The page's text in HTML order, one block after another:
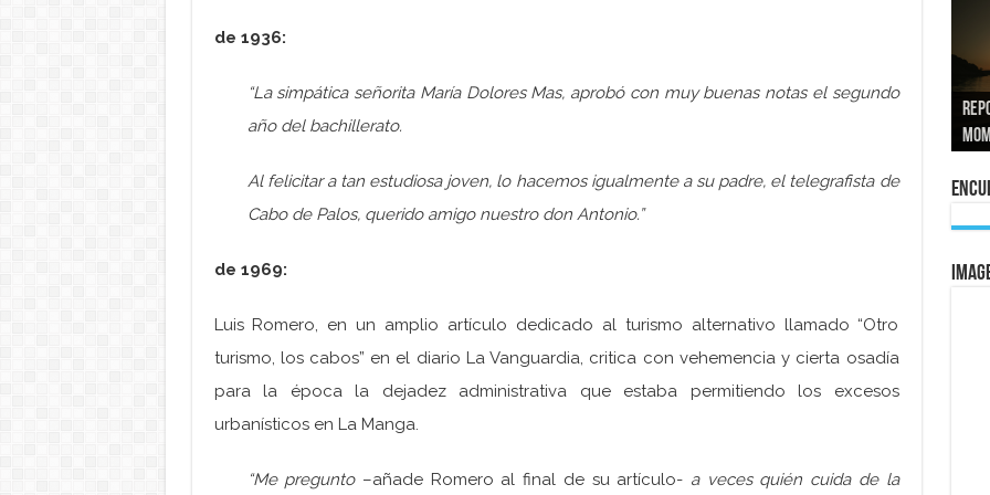
de 1936:
“La simpática señorita María Dolores Mas, aprobó con muy buenas notas el segundo
año del bachillerato.
Al felicitar a tan estudiosa joven, lo hacemos igualmente a su padre, el telegrafista de
Cabo de Palos, querido amigo nuestro don Antonio.”
de 1969:
Luis Romero, en un amplio artículo dedicado al turismo alternativo llamado “Otro
turismo, los cabos” en el diario La Vanguardia, critica con vehemencia y cierta osadía
para la época la dejadez administrativa que estaba permitiendo los excesos
urbanísticos en La Manga.
“Me pregunto –añade Romero al final de su artículo- a veces quién cuida de la
La
La
El
al